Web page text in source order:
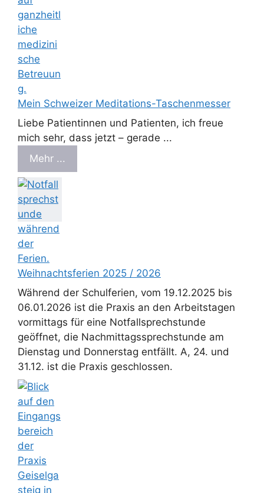
Mein Schweizer Meditations-Taschenmesser
Liebe Patientinnen und Patienten, ich freue
mich sehr, dass jetzt – gerade ...
Mehr ...
Weihnachtsferien 2025 / 2026
Während der Schulferien, vom 19.12.2025 bis
06.01.2026 ist die Praxis an den Arbeitstagen
vormittags für eine Notfallsprechstunde
geöffnet, die Nachmittagssprechstunde am
Dienstag und Donnerstag entfällt. A, 24. und
31.12. ist die Praxis geschlossen.